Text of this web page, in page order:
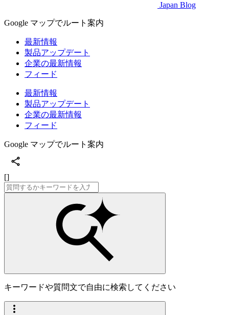
Japan Blog
Google マップでルート案内
最新情報
製品アップデート
企業の最新情報
フィード
最新情報
製品アップデート
企業の最新情報
フィード
Google マップでルート案内
[]
キーワードや質問文で自由に検索してください